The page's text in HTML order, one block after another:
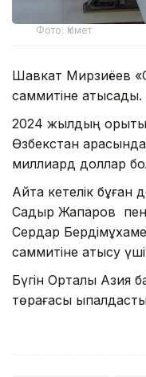
Фото: Үкімет
Шавкат Мирзиёев
саммитіне қатысады.
2024 жылдың
Өзбекстан
миллиард доллар
Айта кетелік бұған
Садыр Жапаров пен
Сердар
саммитіне қатысу
Бүгін Орталық
төрағасы